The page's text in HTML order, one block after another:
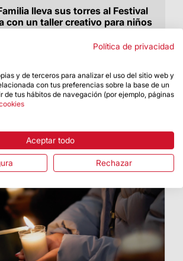
lleva sus torres al Festival
con un taller creativo para niños
diciembre, en el recinto de
Fira de Barcelona
Política de privacidad
y de terceros para analizar el uso del sitio web y
con tus preferencias sobre la base de un
de tus hábitos de navegación (por ejemplo, páginas
Aceptar todo
Rechazar